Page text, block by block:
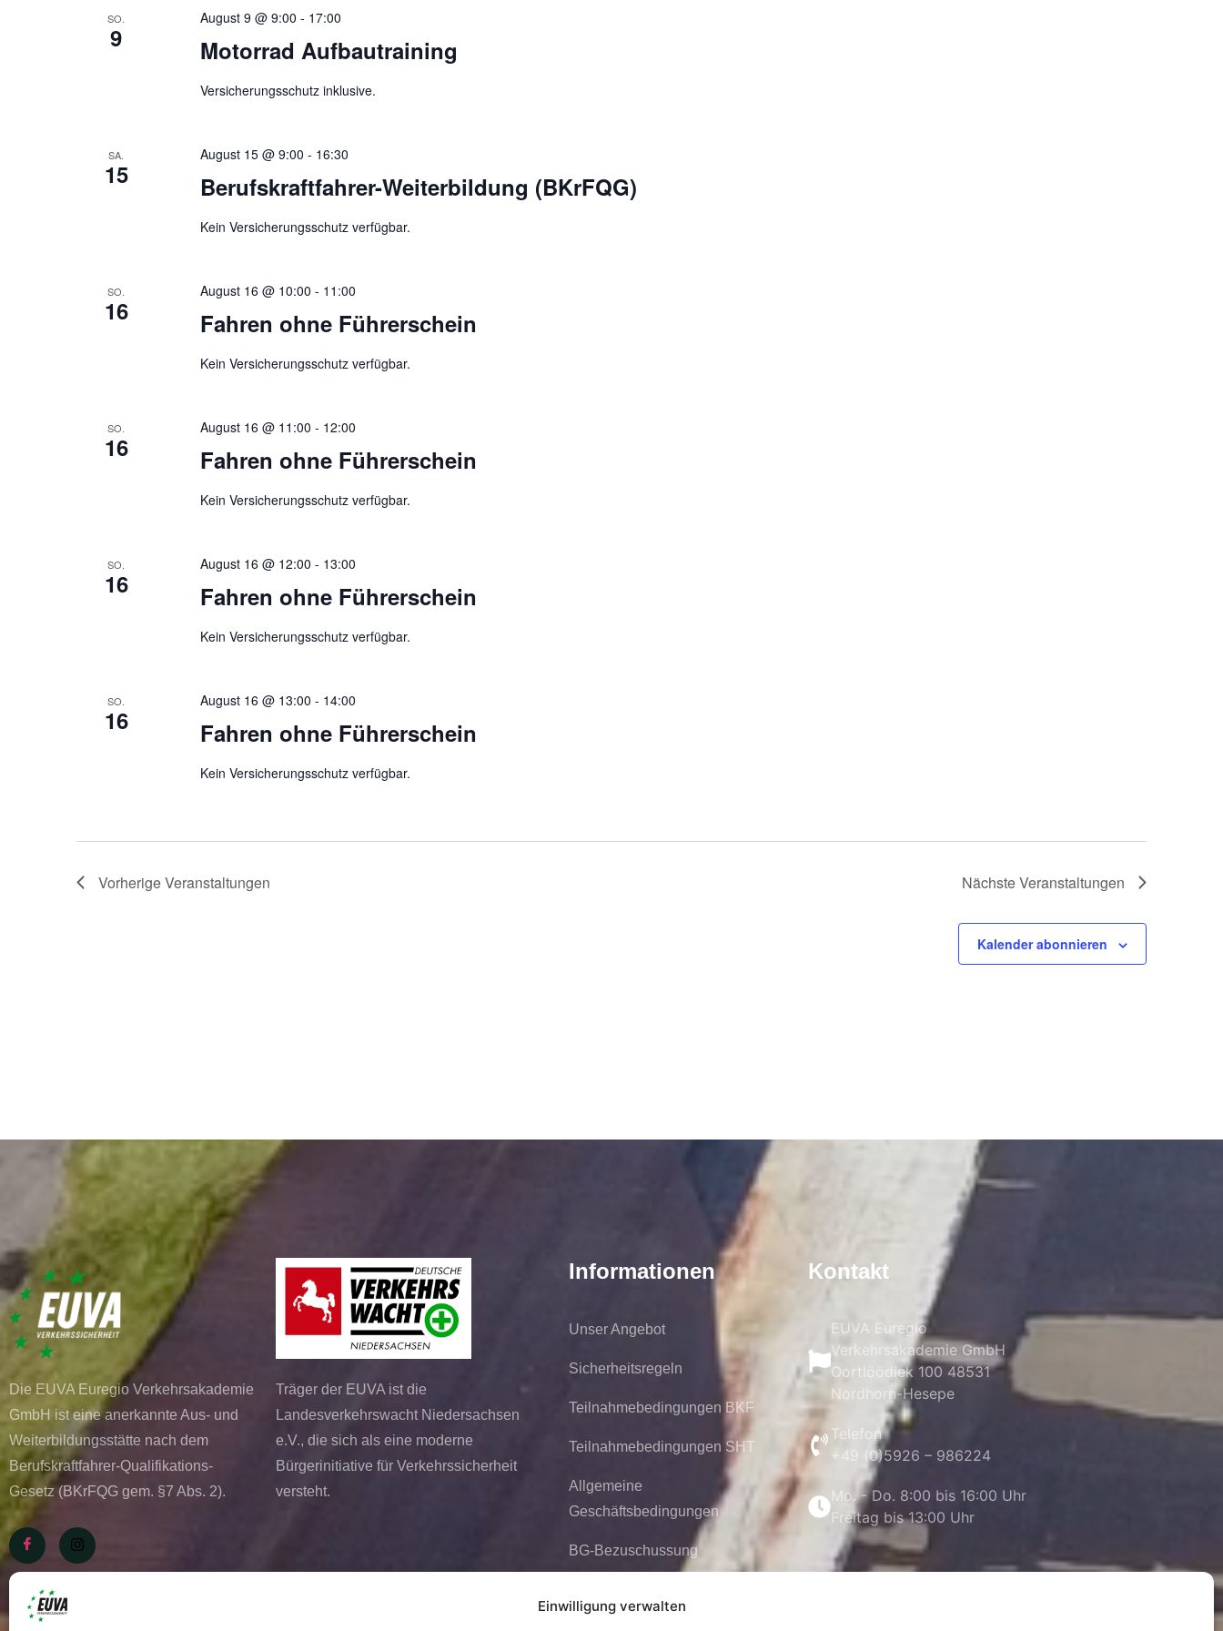
Einwilligung verwalten
SO.
9 Motorrad Aufbautraining
August 9 @ 9:00 - 17:00
Versicherungsschutz inklusive.
SA.
15 Berufskraftfahrer-Weiterbildung (BKrFQG)
August 15 @ 9:00 - 16:30
Kein Versicherungsschutz verfügbar.
SO.
16 Fahren ohne Führerschein
August 16 @ 10:00 - 11:00
Kein Versicherungsschutz verfügbar.
SO.
16 Fahren ohne Führerschein
August 16 @ 11:00 - 12:00
Kein Versicherungsschutz verfügbar.
SO.
16 Fahren ohne Führerschein
August 16 @ 12:00 - 13:00
Kein Versicherungsschutz verfügbar.
SO.
16 Fahren ohne Führerschein
August 16 @ 13:00 - 14:00
Kein Versicherungsschutz verfügbar.
VorherigeVeranstaltungen NächsteVeranstaltungen
Kalender abonnieren
Die EUVA Euregio Verkehrsakademie
GmbH ist eine anerkannte Aus- und
Weiterbildungsstätte nach dem
Berufskraftfahrer-Qualifikations-
Gesetz (BKrFQG gem. §7 Abs. 2).
Träger der EUVA ist die
Landesverkehrswacht Niedersachsen
e.V., die sich als eine moderne
Bürgerinitiative für Verkehrssicherheit
versteht.
Informationen
Unser Angebot
Sicherheitsregeln
Teilnahmebedingungen BKF
Teilnahmebedingungen SHT
Allgemeine
Geschäftsbedingungen
BG-Bezuschussung
Kontakt
EUVA Euregio
Verkehrsakademie GmbH
Oortlöödiek 100 48531
Nordhorn-Hesepe
Telefon
+49 (0)5926 – 986224
Mo. - Do. 8:00 bis 16:00 Uhr
Freitag bis 13:00 Uhr